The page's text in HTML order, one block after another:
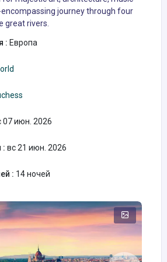
journey through four
great rivers.
: Европа
07 июн. 2026
: вс 21 июн. 2026
: 14 ночей